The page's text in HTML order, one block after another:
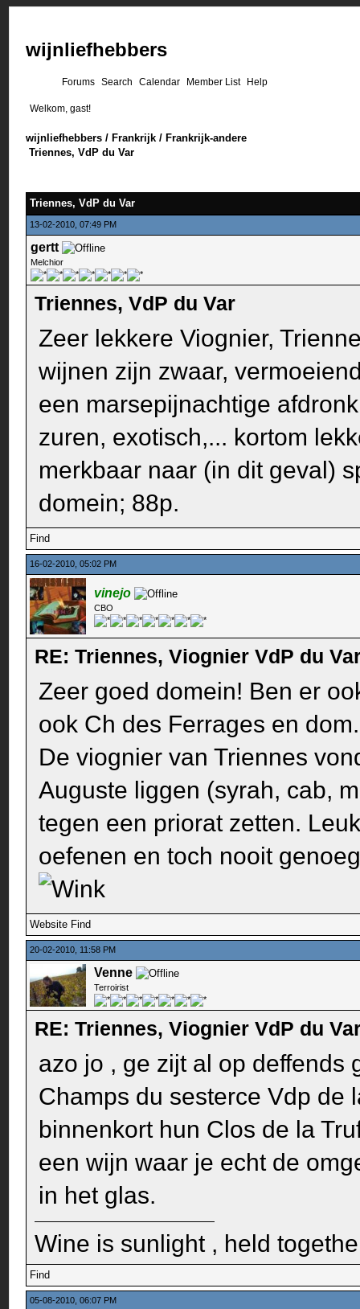
wijnliefhebbers
Forums Search Calendar Member List Help
Welkom, gast!
wijnliefhebbers / Frankrijk / Frankrijk-andere
Triennes, VdP du Var
Triennes, VdP du Var
13-02-2010, 07:49 PM
gertt
Melchior
Triennes, VdP du Var
Zeer lekkere Viognier,
wijnen zijn zwaar,
een marsepijnachtige
zuren, exotisch,... kortom
merkbaar naar (in dit geval)
domein; 88p.
Find
16-02-2010, 05:02 PM
vinejo
CBO
RE: Triennes, Viognier VdP du
Zeer goed domein! Ben er
ook Ch des Ferrages en
De viognier van Triennes
Auguste liggen (syrah, cab,
tegen een priorat zetten.
oefenen en toch nooit
Website Find
20-02-2010, 11:58 PM
Venne
Terroirist
RE: Triennes, Viognier VdP du
azo jo , ge zijt al op deffends
Champs du sesterce Vdp de
binnenkort hun Clos de la
een wijn waar je echt de
in het glas.
Wine is sunlight , held
Find
05-08-2010, 06:07 PM